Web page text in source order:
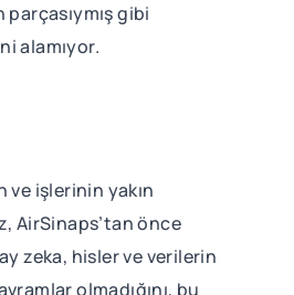
gibi
alamıyor.
ve işlerinin yakın
AirSinaps’tan önce
zeka, hisler ve verilerin
olmadığını, bu